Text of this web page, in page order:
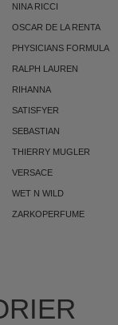
NINA RICCI
OSCAR DE LA RENTA
PHYSICIANS FORMULA
RALPH LAUREN
RIHANNA
SATISFYER
SEBASTIAN
THIERRY MUGLER
VERSACE
WET N WILD
ZARKOPERFUME